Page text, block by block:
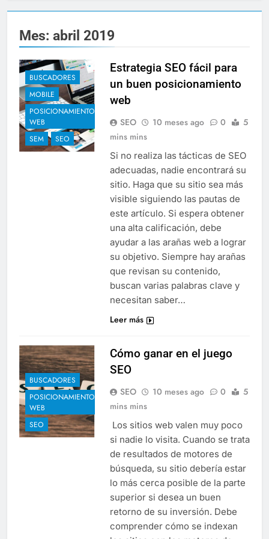
Mes: abril 2019
BUSCADORES
MOBILE
POSICIONAMIENTO
WEB
SEM
SEO
Estrategia SEO fácil para
un buen posicionamiento
web
SEO 10 meses ago 0
5
mins mins
Si no realiza las tácticas de SEO
adecuadas, nadie encontrará su
sitio. Haga que su sitio sea más
visible siguiendo las pautas de
este artículo. Si espera obtener
una alta calificación, debe
ayudar a las arañas web a lograr
su objetivo. Siempre hay arañas
que revisan su contenido,
buscan varias palabras clave y
necesitan saber…
Leer más
BUSCADORES
POSICIONAMIENTO
WEB
SEO
Cómo ganar en el juego
SEO
SEO 10 meses ago 0
5
mins mins
Los sitios web valen muy poco
si nadie lo visita. Cuando se trata
de resultados de motores de
búsqueda, su sitio debería estar
lo más cerca posible de la parte
superior si desea un buen
retorno de su inversión. Debe
comprender cómo se indexan